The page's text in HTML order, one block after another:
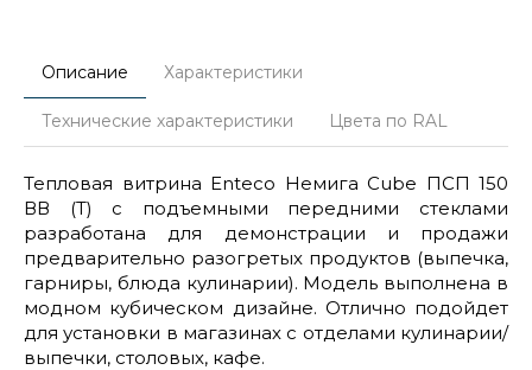
Описание Характеристики
Технические характеристики Цвета по RAL
Тепловая витрина Enteco Немига Cube ПСП 150
ВВ (Т) с подъемными передними стеклами
разработана для демонстрации и продажи
предварительно разогретых продуктов (выпечка,
гарниры, блюда кулинарии). Модель выполнена в
модном кубическом дизайне. Отлично подойдет
для установки в магазинах с отделами кулинарии/
выпечки, столовых, кафе.